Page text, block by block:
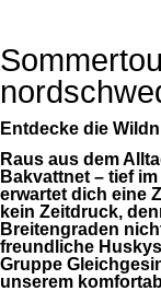
Entdecke die
Raus aus dem
Bakvattnet – tief
erwartet dich eine
kein Zeitdruck,
Breitengraden
freundliche
Gruppe
unserem